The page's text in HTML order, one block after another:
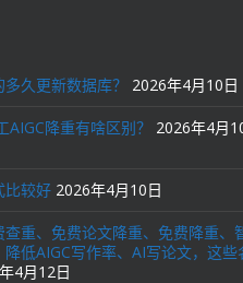
久更新数据库？ 2026年4月10日
AIGC降重有啥区别？
2026年4月
比较好 2026年4月10日
重、免费论文降重、免费降重、
低AIGC写作率、AI写论文，这些
4月12日